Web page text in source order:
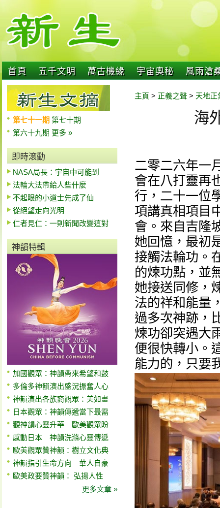
首頁 五千文明 萬古機緣 宇宙奧秘 風雨滄
第七十一期 第七十期
第六十九期 更多 »
即時滾動
NASA局長：宇宙中可能到
法輪大法帶給人些什麼
不起眼的小道士先成了仙
從絕望走向光明
仁者見仁：一則新聞改變這對
神韻特輯
加國觀眾：神韻帶來希望和鼓
多倫多神韻演出盛況振奮人心
神韻演出各族裔觀眾：美如畫
日本觀眾：神韻傳遞當下最需
觀神韻心靈升華 歐美觀眾盼
感動日本 神韻洗滌心靈傳遞
歐美觀眾贊神韻：樹立文化典
神韻指引生命方向 華人自豪
歐美政要贊神韻： 弘揚人性
更多文章 »
主頁 > 正義之聲 > 天地正
海
二零二六年一
會在八打靈再
行，二十一位
項講真相項目
會。來自吉隆
她回憶，最初
接觸法輪功。
的煉功點，並
她接送同修，
法的祥和能量
過多次神跡，
煉功卻突遇大
便很快轉小。
能力的，只要